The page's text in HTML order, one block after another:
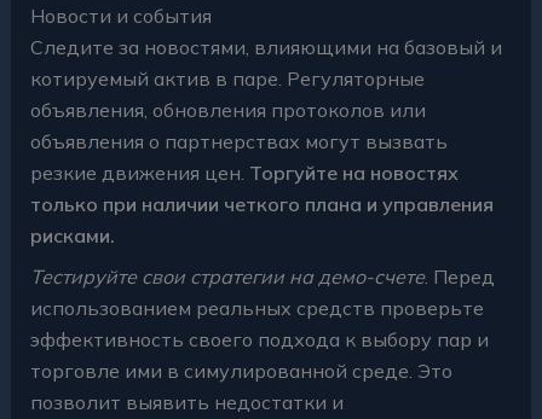
Новости и события
Следите за новостями, влияющими на базовый и
котируемый актив в паре. Регуляторные
объявления, обновления протоколов или
объявления о партнерствах могут вызвать
резкие движения цен. Торгуйте на новостях
только при наличии четкого плана и управления
рисками.
Тестируйте свои стратегии на демо-счете. Перед
использованием реальных средств проверьте
эффективность своего подхода к выбору пар и
торговле ими в симулированной среде. Это
позволит выявить недостатки и